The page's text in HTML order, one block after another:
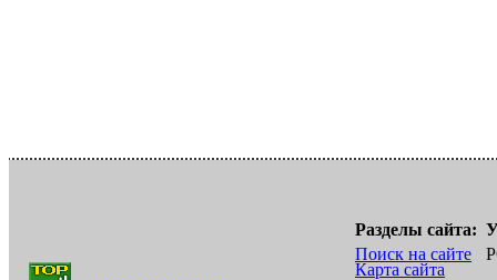
Разделы сайта:
Поиск на сайте
Карта сайта